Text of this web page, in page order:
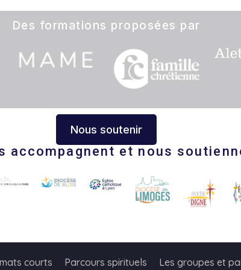
Des formations proposées par
Nous soutenir
accompagnent et nous
courts Parcours spirituels Les groupes et